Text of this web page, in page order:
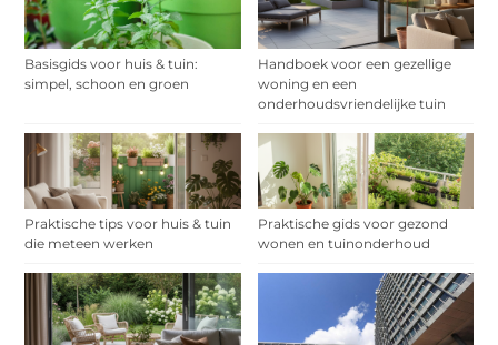
Basisgids voor huis & tuin:
simpel, schoon en groen
Handboek voor een gezellige
woning en een
onderhoudsvriendelijke tuin
Praktische tips voor huis & tuin
die meteen werken
Praktische gids voor gezond
wonen en tuinonderhoud